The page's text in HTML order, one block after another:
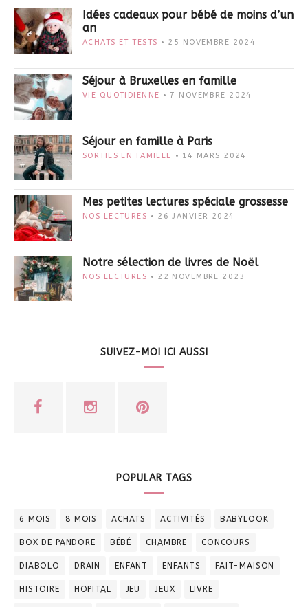
Idées cadeaux pour bébé de moins d’un
an
ACHATS ET TESTS 25 NOVEMBRE 2024
Séjour à Bruxelles en famille
VIE QUOTIDIENNE 7 NOVEMBRE 2024
Séjour en famille à Paris
SORTIES EN FAMILLE 14 MARS 2024
Mes petites lectures spéciale grossesse
NOS LECTURES 26 JANVIER 2024
Notre sélection de livres de Noël
NOS LECTURES 22 NOVEMBRE 2023
SUIVEZ-MOI ICI AUSSI
POPULAR TAGS
6 MOIS 8 MOIS ACHATS ACTIVITÉS BABYLOOK
BOX DE PANDORE BÉBÉ CHAMBRE CONCOURS
DIABOLO DRAIN ENFANT ENFANTS FAIT-MAISON
HISTOIRE HOPITAL JEU JEUX LIVRE